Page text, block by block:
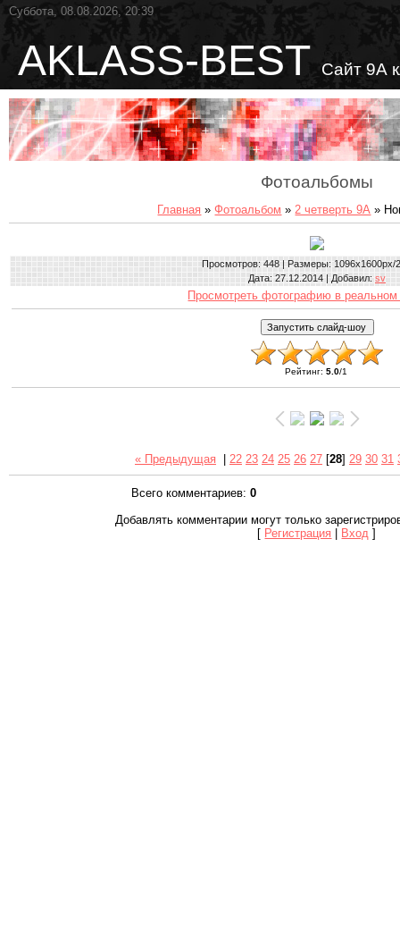
Суббота, 08.08.2026, 20:39
AKLASS-BEST Сайт 9А
Фотоальбомы
Главная »Фотоальбом »2 четверть 9А »
Просмотров: 448 | Размеры: 1096x1600px/
Дата: 27.12.2014 | Добавил: sv
Просмотреть фотографию в реальном
Рейтинг:5.0/1
« Предыдущая 22 23 24 25 26 27 [28] 29 30 31
Всего комментариев: 0
Добавлять комментарии могут только
[ Регистрация | Вход ]